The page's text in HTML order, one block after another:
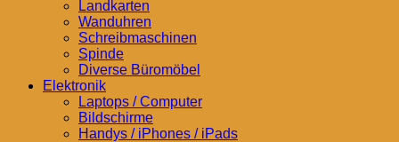
Landkarten
Wanduhren
Schreibmaschinen
Spinde
Diverse Büromöbel
Elektronik
Laptops / Computer
Bildschirme
Handys / iPhones / iPads